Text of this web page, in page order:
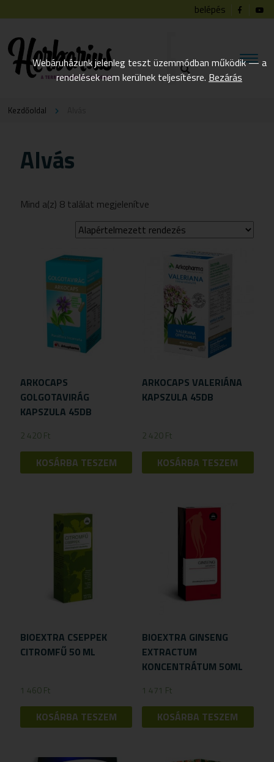
belépés
Kezdőoldal
Alvás
Mind a(z) 8 találat megjelenítve
ARKOCAPS
GOLGOTAVIRÁG
KAPSZULA 45DB
2 420Ft
KOSÁRBA TESZEM
ARKOCAPS VALERIÁNA
KAPSZULA 45DB
2 420Ft
KOSÁRBA TESZEM
BIOEXTRA CSEPPEK
CITROMFŰ 50 ML
1 460Ft
KOSÁRBA TESZEM
BIOEXTRA GINSENG
EXTRACTUM
KONCENTRÁTUM 50ML
1 471 Ft
KOSÁRBA TESZEM
Webáruházunk jelenleg teszt üzemmódban működik — a
rendelések nem kerülnek teljesítésre. Bezárás